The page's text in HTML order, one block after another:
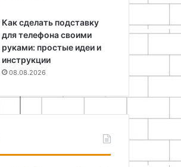
Как сделать подставку
для телефона своими
руками: простые идеи и
инструкции
08.08.2026